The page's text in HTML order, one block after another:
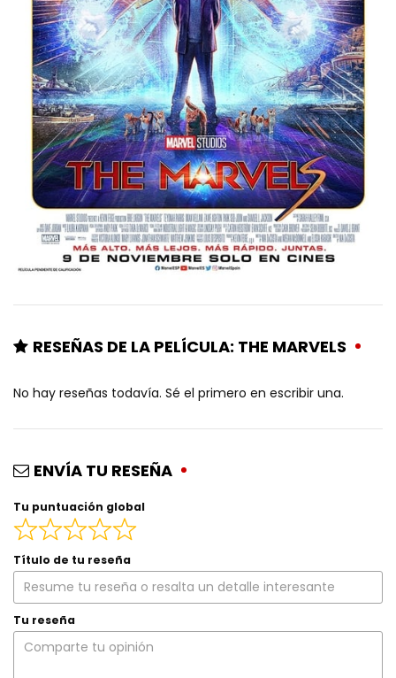
RESEÑAS DE LA PELÍCULA: THE MARVELS
No hay reseñas todavía. Sé el primero en escribir una.
ENVÍA TU RESEÑA
Tu puntuación global
Título de tu reseña
Tu reseña